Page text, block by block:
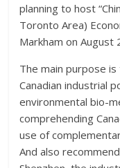
planning to host
Toronto Area)
Markham on August
The main purpose
Canadian industrial
environmental bio-
comprehending
use of
And also